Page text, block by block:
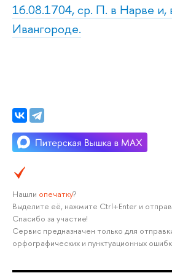
16.08.1704, ср. П. в Нарве и,
Ивангороде.
Нашли опечатку?
Выделите её, нажмите Ctrl+Enter и
Спасибо за участие!
Сервис предназначен только для
орфографических и пунктуационных